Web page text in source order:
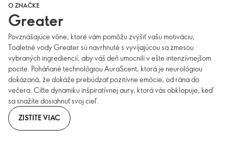
O ZNAČKE
Greater
Povznášajúce vône, ktoré vám pomôžu zvýšiť vašu motiváciu,
Toaletné vody Greater sú navrhnuté s vyvíjajúcou sa zmesou
vybraných ingrediencií, aby váš deň umocnili v ešte intenzívnejšom
pocite. Poháňané technológiou AuraScent, ktorá je neurológiou
dokázaná, že dokáže prebúdzať pozitívne emócie, od rána do
večera. Cíťte dynamiku inšpiratívnej aury, ktorá vás obklopuje, keď
sa snažíte dosiahnuť svoj cieľ.
ZISTITE VIAC